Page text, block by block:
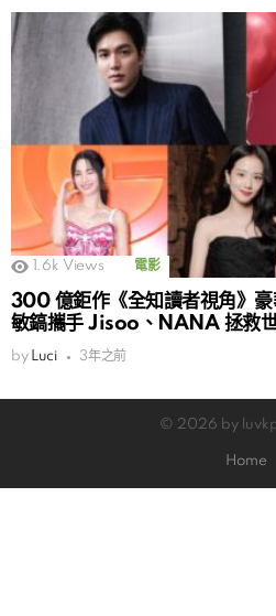
1.6k Views 電影
300 億鉅作《全知讀者視角》
敏鎬攜手 Jisoo、NANA 拯救
by Luci 3年之前
© 2026 by
Home